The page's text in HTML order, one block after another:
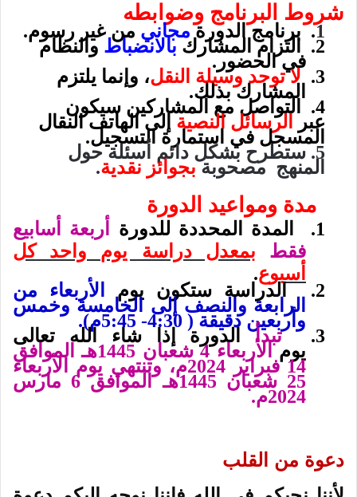
شروط البرنامج وضوابطه
1. برنامج الدورةمجاني من غير رسوم.
2. التزام المشارك بالانضباط والنظام
في الحضور.
3. لا توجد وسيلة النقل، وإنما يلتزم
المشارك بذلك.
4. التواصل مع المشاركين سيكون
عبر الرسائل النصية إلى الهاتف النقال
المسجل في استمارة التسجيل.
5. ستطرح بشكل دائم أسئلة حول
المنهج مصحوبةبجوائز نقدية.
مدة ومواعيد الدورة
1. المدة المحددة للدورة
أربعة أسابيع
فقط بمعدل دراسة يوم واحد كل
أسبوع.
2. الدراسة ستكون يوم
الأربعاء من
الرابعة والنصف إلى الخامسة وخمس
وأربعين دقيقة ( 4:30- 5:45م).
3. تبدأ الدورة إذا شاء الله تعالى
يوم الأربعاء 4 شعبان 1445هـ الموافق
14 فبراير 2024م، وتنتهي يوم الأربعاء
25 شعبان 1445هـ الموافق 6 مارس
2024م.
دعوة من القلب